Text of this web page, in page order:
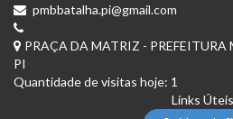
pmbbatalha.pi@gmail.com
PRAÇA DA MATRIZ - PREFEITURA
PI
Quantidade de visitas hoje: 1
Links Úteis